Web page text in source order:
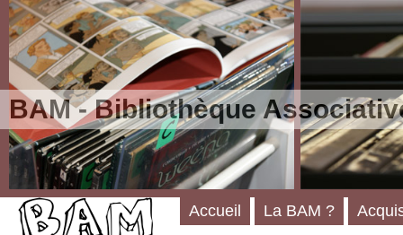
BAM - Bibliothèque
Accueil La BAM ?